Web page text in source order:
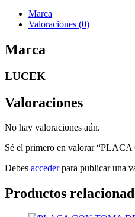
Marca
Valoraciones (0)
Marca
LUCEK
Valoraciones
No hay valoraciones aún.
Sé el primero en valorar
Debes accederpara publicar una
Productos